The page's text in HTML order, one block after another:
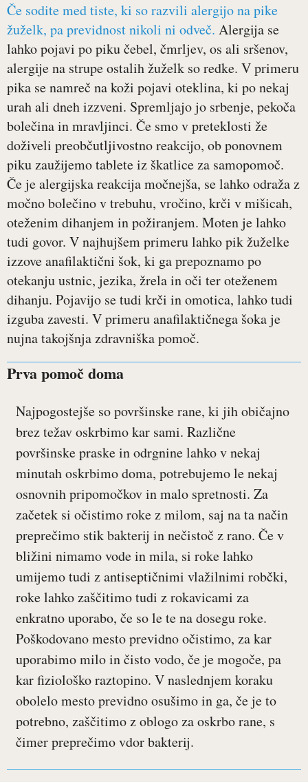
Če sodite med tiste, ki so razvili alergijo na pike
žuželk, pa previdnost nikoli ni odveč. Alergija se
lahko pojavi po piku čebel, čmrljev, os ali sršenov,
alergije na strupe ostalih žuželk so redke. V primeru
pika se namreč na koži pojavi oteklina, ki po nekaj
urah ali dneh izzveni. Spremljajo jo srbenje, pekoča
bolečina in mravljinci. Če smo v preteklosti že
doživeli preobčutljivostno reakcijo, ob ponovnem
piku zaužijemo tablete iz škatlice za samopomoč.
Če je alergijska reakcija močnejša, se lahko odraža z
močno bolečino v trebuhu, vročino, krči v mišicah,
oteženim dihanjem in požiranjem. Moten je lahko
tudi govor. V najhujšem primeru lahko pik žuželke
izzove anafilaktični šok, ki ga prepoznamo po
otekanju ustnic, jezika, žrela in oči ter oteženem
dihanju. Pojavijo se tudi krči in omotica, lahko tudi
izguba zavesti. V primeru anafilaktičnega šoka je
nujna takojšnja zdravniška pomoč.
Prva pomoč doma
Najpogostejše so površinske rane, ki jih običajno
brez težav oskrbimo kar sami. Različne
površinske praske in odrgnine lahko v nekaj
minutah oskrbimo doma, potrebujemo le nekaj
osnovnih pripomočkov in malo spretnosti. Za
začetek si očistimo roke z milom, saj na ta način
preprečimo stik bakterij in nečistoč z rano. Če v
bližini nimamo vode in mila, si roke lahko
umijemo tudi z antiseptičnimi vlažilnimi robčki,
roke lahko zaščitimo tudi z rokavicami za
enkratno uporabo, če so le te na dosegu roke.
Poškodovano mesto previdno očistimo, za kar
uporabimo milo in čisto vodo, če je mogoče, pa
kar fiziološko raztopino. V naslednjem koraku
obolelo mesto previdno osušimo in ga, če je to
potrebno, zaščitimo z oblogo za oskrbo rane, s
čimer preprečimo vdor bakterij.